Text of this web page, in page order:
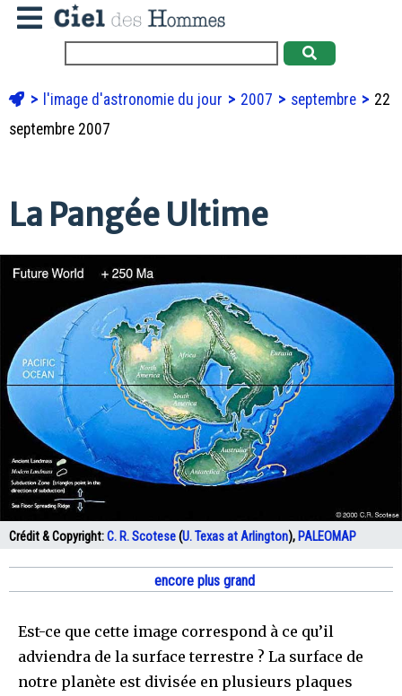
l'image d'astronomie du jour 2007 septembre
22
septembre 2007
La Pangée Ultime
Crédit & Copyright:C. R. Scotese(U. Texas at Arlington), PALEOMAP
encore plus grand
Est-ce que cette image correspond à ce qu’il
adviendra de la surface terrestre ? La surface de
notre planète est divisée en plusieurs plaques